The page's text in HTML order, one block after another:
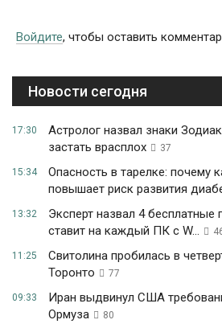
Войдите, чтобы оставить
Новости сегодня
17:30
Астролог назвал знаки
застать врасплох
37
15:34
Опасность в тарелке: почему
повышает риск развития
13:32
Эксперт назвал 4
ставит на каждый ПК с W...
11:25
Свитолина пробилась в
Торонто
77
09:33
Иран выдвинул США
Ормуза
80